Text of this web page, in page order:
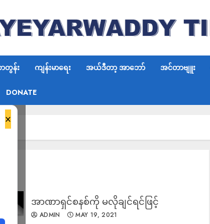
တွန်း ကျန်းမာရေး အယ်ဒီတာ့ အာဘော် အင်တာဗျူး
DONATE
×
အာဏာရှင်စနစ်ကို မလိုချင်ရင်ဖြင့်
ADMIN MAY 19, 2021